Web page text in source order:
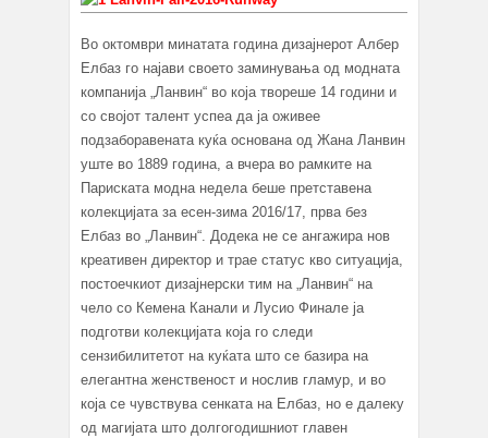
Во октомври минатата година дизајнерот Албер
Елбаз го најави своето заминувања од модната
компанија „Ланвин“ во која твореше 14 години и
со својот талент успеа да ја оживее
подзаборавената куќа основана од Жана Ланвин
уште во 1889 година, а вчера во рамките на
Париската модна недела беше претставена
колекцијата за есен-зима 2016/17, прва без
Елбаз во „Ланвин“. Додека не се ангажира нов
креативен директор и трае статус кво ситуација,
постоечкиот дизајнерски тим на „Ланвин“ на
чело со Кемена Канали и Лусио Финале ја
подготви колекцијата која го следи
сензибилитетот на куќата што се базира на
елегантна женственост и нослив гламур, и во
која се чувствува сенката на Елбаз, но е далеку
од магијата што долгогодишниот главен